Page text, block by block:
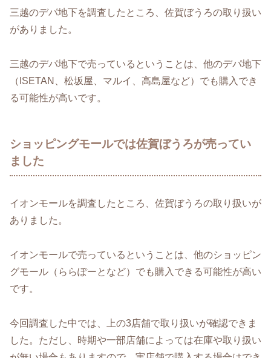
三越のデパ地下を調査したところ、佐賀ぼうろの取り扱い
がありました。
三越のデパ地下で売っているということは、他のデパ地下
（ISETAN、松坂屋、マルイ、高島屋など）でも購入でき
る可能性が高いです。
ショッピングモールでは佐賀ぼうろが売ってい
ました
イオンモールを調査したところ、佐賀ぼうろの取り扱いが
ありました。
イオンモールで売っているということは、他のショッピン
グモール（ららぽーとなど）でも購入できる可能性が高い
です。
今回調査した中では、上の3店舗で取り扱いが確認できま
した。ただし、時期や一部店舗によっては在庫や取り扱い